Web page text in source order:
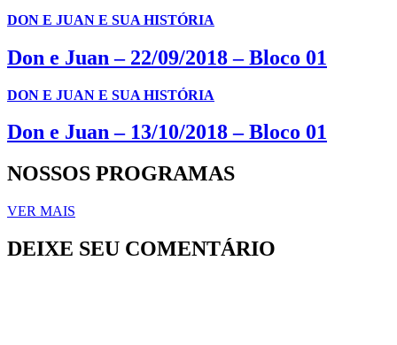
DON E JUAN E SUA HISTÓRIA
Don e Juan – 22/09/2018 – Bloco 01
DON E JUAN E SUA HISTÓRIA
Don e Juan – 13/10/2018 – Bloco 01
NOSSOS PROGRAMAS
VER MAIS
DEIXE SEU COMENTÁRIO